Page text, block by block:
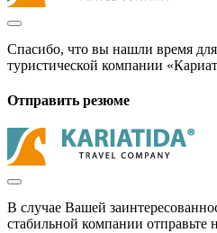
Спасибо, что вы нашли время для
туристической компании
Отправить резюме
В случае Вашей
стабильной компании отправьте